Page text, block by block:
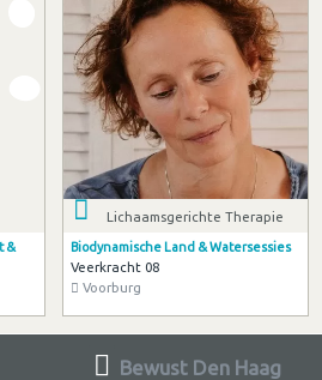
&
Lichaamsgerichte Therapie
Biodynamische Land & Watersessies
Veerkracht 08
Voorburg
Bewust Den Haag